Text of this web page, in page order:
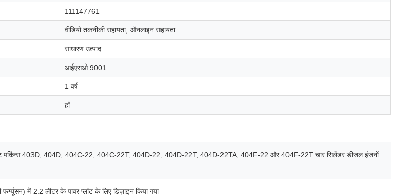
111147761
वीडियो तकनीकी सहायता, ऑनलाइन सहायता
साधारण उत्पाद
आईएसओ 9001
1 वर्ष
हाँ
पर्किन्स 403D, 404D, 404C-22, 404C-22T, 404D-22, 404D-22T, 404D-22TA, 404F-22 और 404F-22T चार सिलेंडर डीजल इंजनों
फर्ग्यूसन) में 2.2 लीटर के पावर प्लांट के लिए डिज़ाइन किया गया